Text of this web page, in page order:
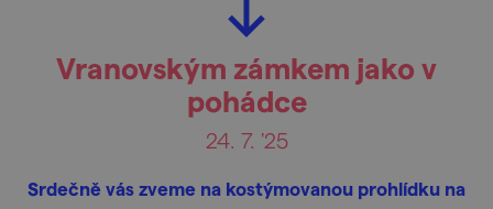
Vranovským zámkem jako v
pohádce
24. 7. '25
Srdečně vás zveme na kostýmovanou prohlídku na